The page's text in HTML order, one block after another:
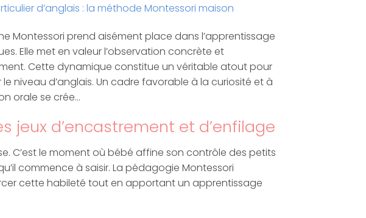
d’anglais : la méthode Montessori maison
Montessori prend aisément place dans l’apprentissage
Elle met en valeur l’observation concrète et
Cette dynamique constitue un véritable atout pour
le niveau d’anglais. Un cadre favorable à la curiosité et à
orale se crée…
jeux d’encastrement et d’enfilage
C’est le moment où bébé affine son contrôle des petits
commence à saisir. La pédagogie Montessori
cette habileté tout en apportant un apprentissage